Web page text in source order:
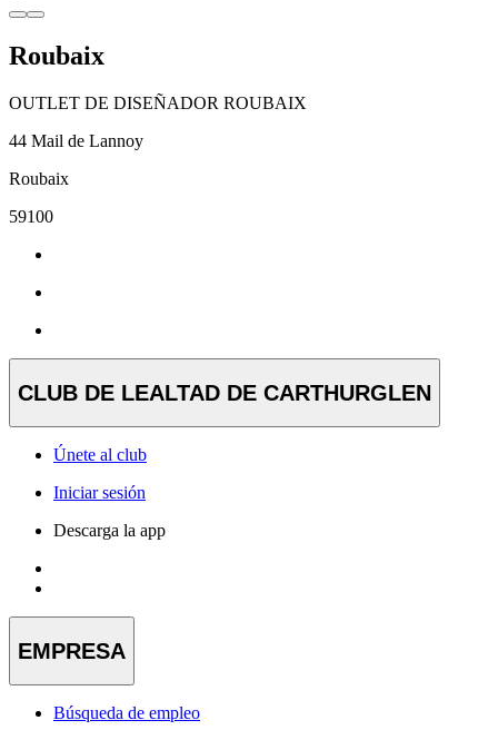
Roubaix
OUTLET DE DISEÑADOR ROUBAIX
44 Mail de Lannoy
Roubaix
59100
CLUB DE LEALTAD DE CARTHURGLEN
Únete al club
Iniciar sesión
Descarga la app
EMPRESA
Búsqueda de empleo